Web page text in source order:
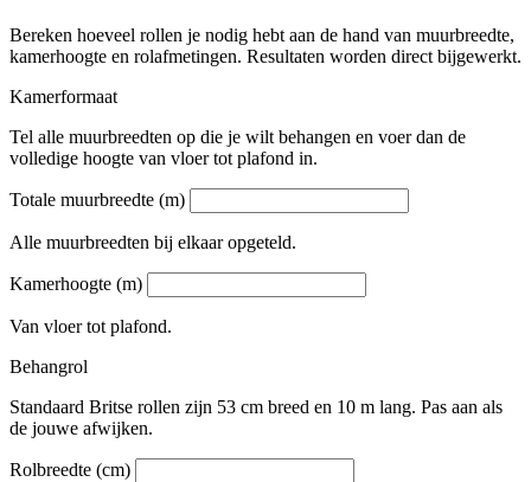
Bereken hoeveel rollen je nodig hebt aan de hand van muurbreedte,
kamerhoogte en rolafmetingen. Resultaten worden direct bijgewerkt.
Kamerformaat
Tel alle muurbreedten op die je wilt behangen en voer dan de
volledige hoogte van vloer tot plafond in.
Totale muurbreedte (m)
Alle muurbreedten bij elkaar opgeteld.
Kamerhoogte (m)
Van vloer tot plafond.
Behangrol
Standaard Britse rollen zijn 53 cm breed en 10 m lang. Pas aan als
de jouwe afwijken.
Rolbreedte (cm)